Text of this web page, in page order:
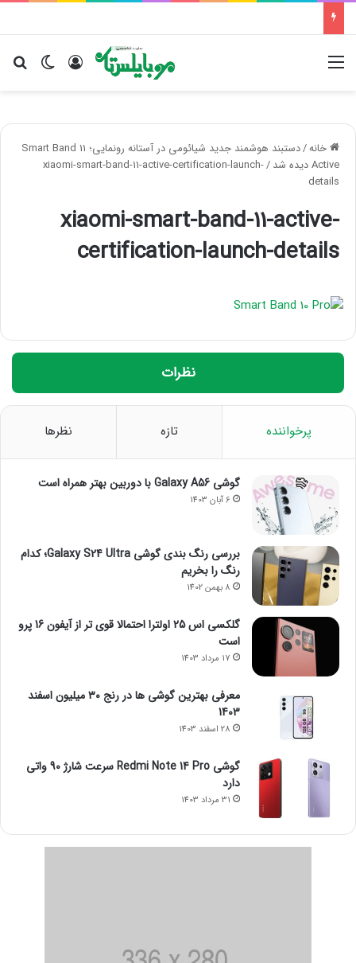
تغییر ورود
خانه/
دستبند هوشمند جدید شیائومی در آستانه رونمایی؛ Smart Band 11
Active دیده شد
/
xiaomi-smart-band-11-active-certification-launch-
details
xiaomi-smart-band-11-active-
certification-launch-details
نظرات
پرخواننده تازه نظرها
گوشی Galaxy A56 با دوربین بهتر همراه است
6 آبان 1403
بررسی رنگ بندی گوشی Galaxy S24 Ultra؛ کدام
رنگ را بخریم
8 بهمن 1402
گلکسی اس 25 اولترا احتمالا قوی تر از آیفون 16 پرو
است
17 مرداد 1403
معرفی بهترین گوشی ها در رنج ۳۰ میلیون اسفند
1403
28 اسفند 1403
گوشی Redmi Note 14 Pro سرعت شارژ 90 واتی
دارد
31 مرداد 1403